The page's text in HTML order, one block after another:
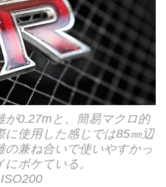
が0.27mと、簡易マクロ的
に使用した感じでは85㎜辺
の兼ね合いで使いやすかっ
ボケている。